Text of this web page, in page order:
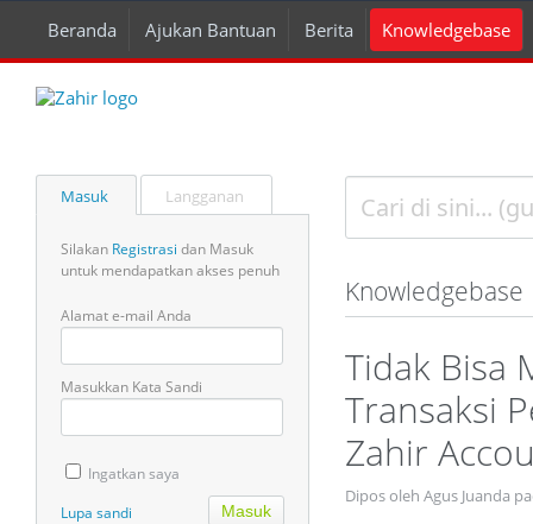
Beranda Ajukan Bantuan Berita Knowledgebase
Masuk Langganan
Silakan Registrasi dan Masuk
untuk mendapatkan akses penuh
Alamat e-mail Anda
Masukkan Kata Sandi
Ingatkan saya
Lupa sandi
Knowledgebase
Tidak Bisa
Transaksi
Zahir
Dipos oleh Agus Juanda